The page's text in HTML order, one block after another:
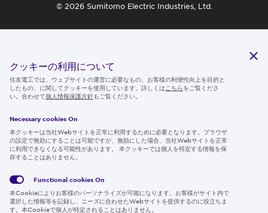
© 2026 Sumitomo Electric Industries, Ltd.
クッキーの利用について
住友電工では、ウェブサイトの運営に必要なもの、お客様の利便性向上を目的と
したもの、に関してクッキーを使用しています。詳しくは こちらをご覧くださ
い。合わせて個人情報保護方針もご覧ください。
Necessary cookies On
本クッキーは当社Webサイトを正常に利用するために必要となります。ブラウザ
の設定で無効にすることは可能ですが、無効にした場合、当社Webサイトを正常
に利用できなくなる可能性があります。 本クッキーでは個人を特定する情報を保
存することはありません。
Functional cookies On
本Cookieによりお客様のパーソナライズが可能になります。お客様がサイト内で
選択した情報等を記録し、ニーズに合わせたWebサイトを提供するのに役立ちま
す。本Cookieで個人が特定されることはありません。